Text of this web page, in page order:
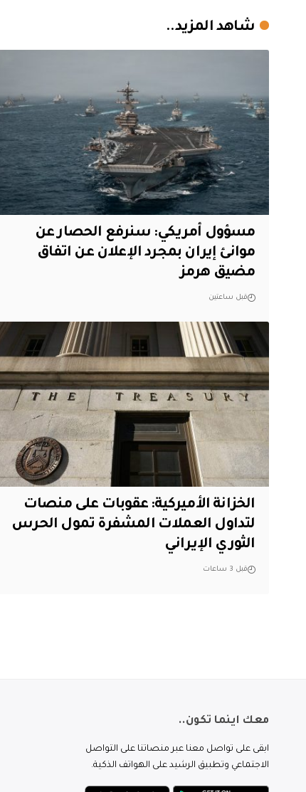
شاهد المزيد..
مسؤول أمريكي: سنرفع الحصار عن
موانئ إيران بمجرد الإعلان عن اتفاق
مضيق هرمز
قبل ساعتين
الخزانة الأميركية: عقوبات على منصات
لتداول العملات المشفرة تمول الحرس
الثوري الإيراني
قبل 3 ساعات
معك اينما تكون..
ابقى على تواصل معنا عبر منصاتنا على التواصل
الاجتماعي وتطبيق الرشيد على الهواتف الذكية.